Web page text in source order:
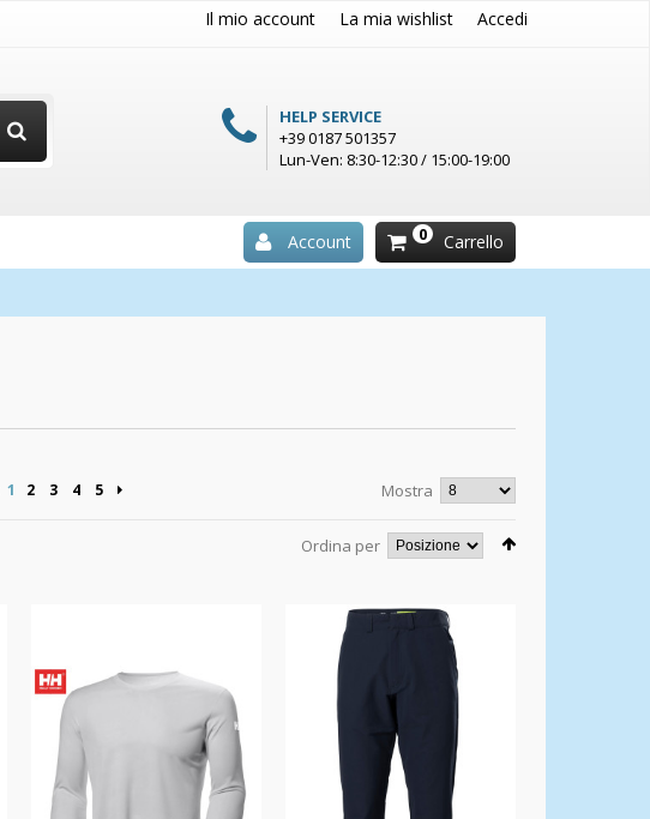
Il mio account La mia wishlist Accedi
HELP SERVICE
+39 0187 501357
Lun-Ven: 8:30-12:30 / 15:00-19:00
Carrello
0
Account
Mostra
1 2 3 4 5
Ordina per